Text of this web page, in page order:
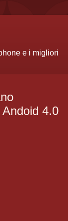
e i migliori
4.0